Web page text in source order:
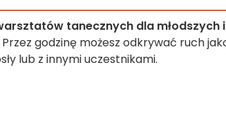
tanecznych dla młodszych i
godzinę możesz odkrywać ruch
lub z innymi uczestnikami.